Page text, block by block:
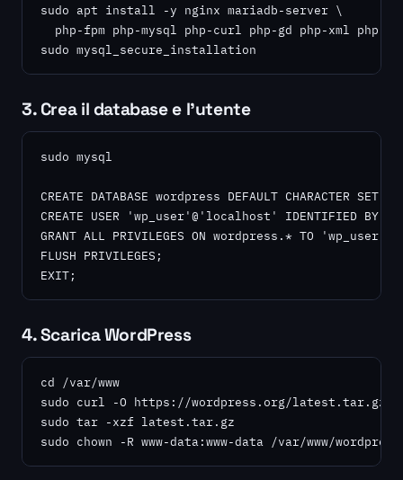
sudo apt install -y nginx mariadb-server \
php-fpm php-mysql php-curl php-gd php-xml php-
sudo mysql_secure_installation
3. Crea il database e l'utente
sudo mysql
CREATE DATABASE wordpress DEFAULT CHARACTER SET
CREATE USER 'wp_user'@'localhost' IDENTIFIED BY
GRANT ALL PRIVILEGES ON wordpress.* TO
FLUSH PRIVILEGES;
EXIT;
4. Scarica WordPress
cd /var/www
sudo curl -O https://wordpress.org/latest.tar.gz
sudo tar -xzf latest.tar.gz
sudo chown -R www-data:www-data /var/www/wordpress